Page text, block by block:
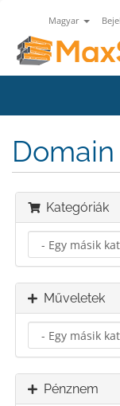
Magyar
Domain
Kategóriák
Műveletek
Pénznem